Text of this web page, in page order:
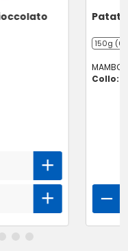
150g (6
MAMBO
Collo: